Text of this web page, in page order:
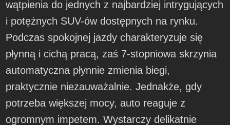
wątpienia do jednych z najbardziej intrygujących
i potężnych SUV-ów dostępnych na rynku.
Podczas spokojnej jazdy charakteryzuje się
płynną i cichą pracą, zaś 7-stopniowa skrzynia
automatyczna płynnie zmienia biegi,
praktycznie niezauważalnie. Jednakże, gdy
potrzeba większej mocy, auto reaguje z
ogromnym impetem. Wystarczy delikatnie